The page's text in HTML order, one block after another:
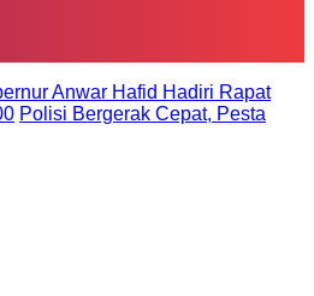
Anwar Hafid Hadiri Rapat
Polisi Bergerak Cepat, Pesta